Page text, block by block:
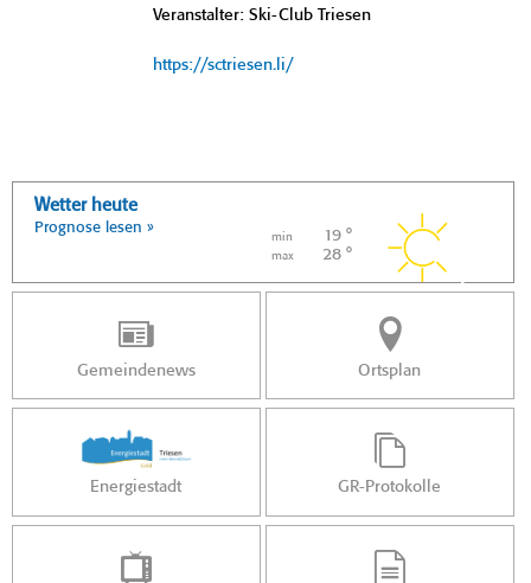
Veranstalter: Ski-Club Triesen
https://sctriesen.li/
Wetter heute
Prognose lesen »
min 19 °
max 28 °
Gemeindenews Ortsplan
Energiestadt GR-Protokolle